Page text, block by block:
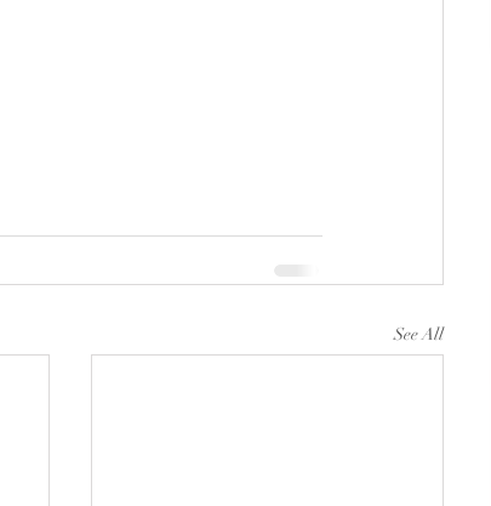
See All